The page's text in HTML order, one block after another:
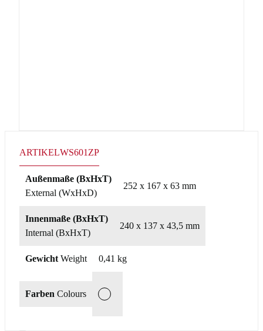
ARTIKELWS601ZP
Außenmaße (BxHxT)
External (WxHxD)
252 x 167 x 63 mm
Innenmaße (BxHxT)
Internal (BxHxT)
240 x 137 x 43,5 mm
Gewicht Weight 0,41 kg
Farben Colours